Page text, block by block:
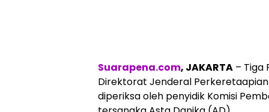
Suarapena.com, JAKARTA – Tiga
Direktorat Jenderal
diperiksa oleh penyidik Komisi